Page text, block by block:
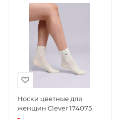
Носки цветные для
женщин Clever 174075